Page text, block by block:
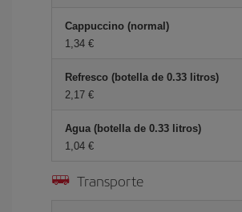
Cappuccino (normal)
1,34 €
Refresco (botella de 0.33 litros)
2,17 €
Agua (botella de 0.33 litros)
1,04 €
Transporte